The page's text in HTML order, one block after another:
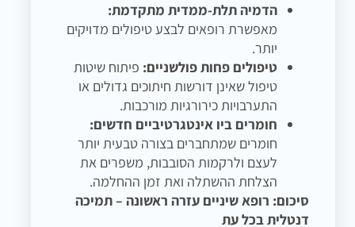
הדמיה תלת-ממדית מתקדמת:
מאפשרת רופאים לבצע טיפולים מדויקים
יותר.
טיפולים פחות פולשניים: פיתוח שיטות
טיפול שאינן דורשות חיתוכים גדולים או
התערבויות כירורגיות מורכבות.
חומרים ביו אינטגרטיביים חדשים:
חומרים שמתחברים בצורה טבעית יותר
לעצם ולרקמות הסובבות, משפרים את
הצלחת ההשתלה ואת זמן ההחלמה.
סיכום: רופא שיניים עזרה ראשונה – תמיכה
דנטלית בכל עת